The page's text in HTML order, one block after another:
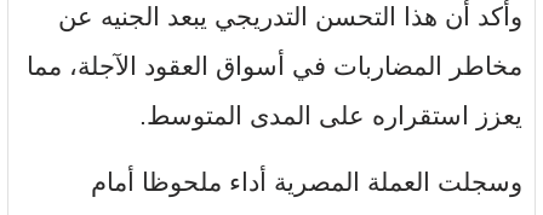
وأكد أن هذا التحسن التدريجي يبعد الجنيه عن
مخاطر المضاربات في أسواق العقود الآجلة، مما
يعزز استقراره على المدى المتوسط.
وسجلت العملة المصرية أداء ملحوظا أمام